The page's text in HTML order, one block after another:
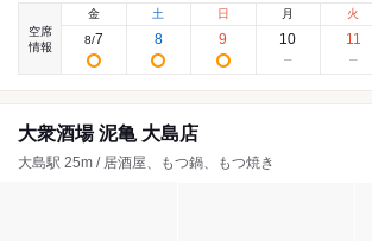
空席
情報
金
8/7
土
8
日
9
月
10
火
11
大衆酒場 泥亀 大島店
大島駅 25m / 居酒屋、もつ鍋、もつ焼き